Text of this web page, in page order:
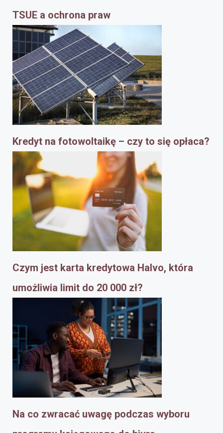
TSUE a ochrona praw
Kredyt na fotowoltaikę – czy to się opłaca?
Czym jest karta kredytowa Halvo, która
umożliwia limit do 20 000 zł?
Na co zwracać uwagę podczas wyboru